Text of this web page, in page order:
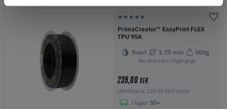
PrimaCreator™ EasyPrint FLEX
TPU 95A
Svart 1.75 mm 500g
fler alternativ tillgängliga
239,00 SEK
(Jämförpris: 239,00 SEK/styck)
i lager 50+